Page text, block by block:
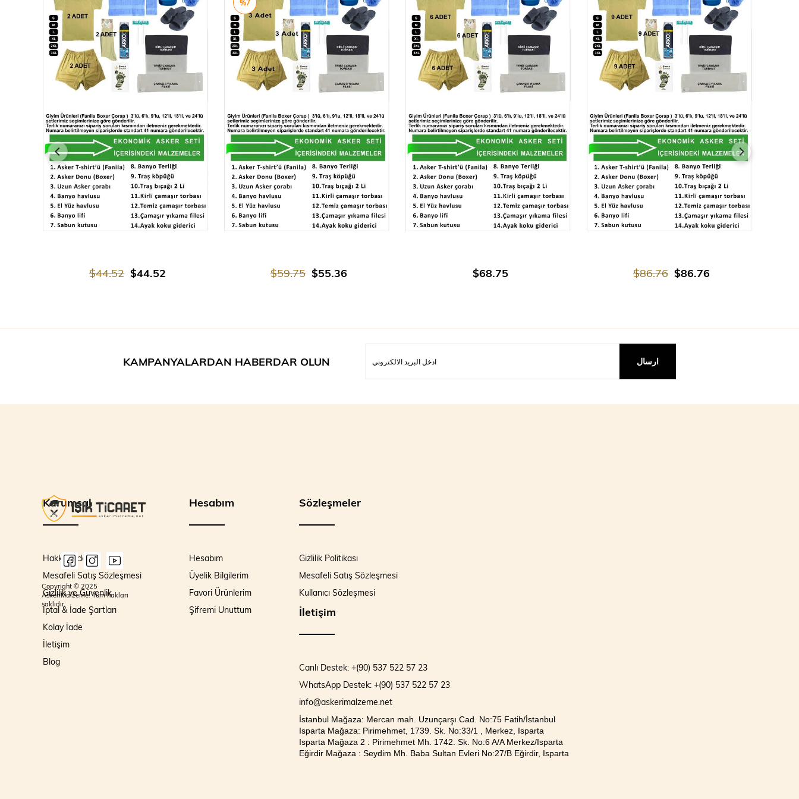
$44.52
$44.52 $55.36
$59.75
%7
$68.75 $86.76
$86.76
KAMPANYALARDAN HABERDAR OLUN ارسال
Kurumsal
Hakkımızda
Mesafeli Satış Sözleşmesi
Gizlilik ve Güvenlik
İptal & İade Şartları
Kolay İade
İletişim
Blog
Hesabım
Hesabım
Üyelik Bilgilerim
Favori Ürünlerim
Şifremi Unuttum
Sözleşmeler
Gizlilik Politikası
Mesafeli Satış Sözleşmesi
Kullanıcı Sözleşmesi
İletişim
Canlı Destek: +(90) 537 522 57 23
WhatsApp Destek: +(90) 537 522 57 23
info@askerimalzeme.net
İstanbul Mağaza: Mercan mah. Uzunçarşı Cad. No:75 Fatih/İstanbul
Isparta Mağaza: Pirimehmet, 1739. Sk. No:33/1 , Merkez, Isparta
Isparta Mağaza 2 : Pirimehmet Mh. 1742. Sk. No:6 A/A Merkez/Isparta
Eğirdir Mağaza : Seydim Mh. Baba Sultan Evleri No:27/B Eğirdir, Isparta
Copyright © 2025
AskeriMalzeme. Tüm hakları
saklıdır.